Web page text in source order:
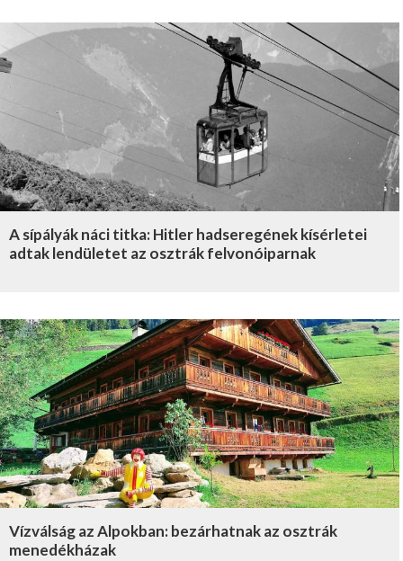
A sípályák náci titka: Hitler hadseregének kísérletei
adtak lendületet az osztrák felvonóiparnak
Vízválság az Alpokban: bezárhatnak az osztrák
menedékházak